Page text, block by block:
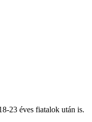
23 éves fiatalok után is.